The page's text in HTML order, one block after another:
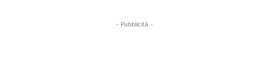
- Pubblicità -